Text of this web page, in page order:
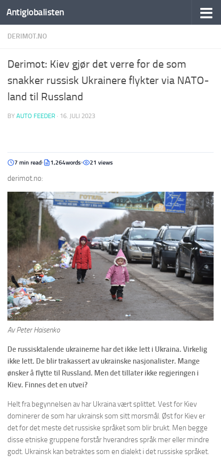
Antiglobalisten
DERIMOT.NO
Derimot: Kiev gjør det verre for de som
snakker russisk Ukrainere flykter via NATO-
land til Russland
BY AUTO FEEDER · 16. JULI 2023
7 min read 1,264words 21 views
derimot.no:
Av Peter Haisenko
De russisktalende ukrainerne har det ikke lett i Ukraina. Virkelig
ikke lett. De blir trakassert av ukrainske nasjonalister. Mange
ønsker å flytte til Russland. Men det tillater ikke regjeringen i
Kiev. Finnes det en utvei?
Helt fra begynnelsen av har Ukraina vært splittet. Vest for Kiev
dominerer de som har ukrainsk som sitt morsmål. Øst for Kiev er
det for det meste det russiske språket som blir brukt. Men begge
disse etniske gruppene forstår hverandres språk mer eller mindre
godt. Ukrainsk kan betraktes som en dialekt i det russiske språket.